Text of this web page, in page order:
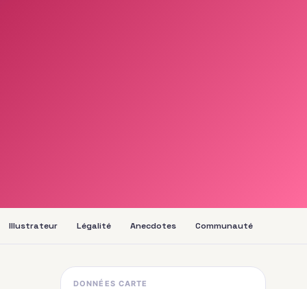
Illustrateur Légalité Anecdotes Communauté
DONNÉES CARTE